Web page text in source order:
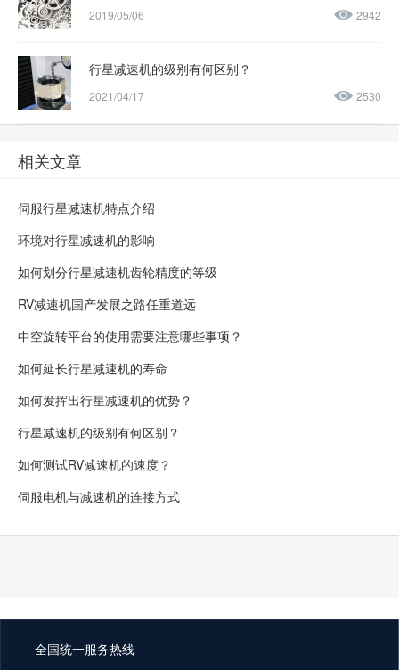
2019/05/06 2942
行星减速机的级别有何区别？
2021/04/17 2530
相关文章
伺服行星减速机特点介绍
环境对行星减速机的影响
如何划分行星减速机齿轮精度的等级
RV减速机国产发展之路任重道远
中空旋转平台的使用需要注意哪些事项？
如何延长行星减速机的寿命
如何发挥出行星减速机的优势？
行星减速机的级别有何区别？
如何测试RV减速机的速度？
伺服电机与减速机的连接方式
全国统一服务热线